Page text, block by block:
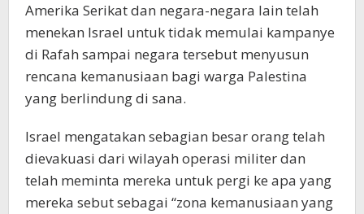
Amerika Serikat dan negara-negara lain telah
menekan Israel untuk tidak memulai kampanye
di Rafah sampai negara tersebut menyusun
rencana kemanusiaan bagi warga Palestina
yang berlindung di sana.
Israel mengatakan sebagian besar orang telah
dievakuasi dari wilayah operasi militer dan
telah meminta mereka untuk pergi ke apa yang
mereka sebut sebagai “zona kemanusiaan yang